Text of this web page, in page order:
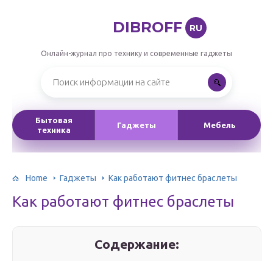
DIBROFF RU
Онлайн-журнал про технику и современные гаджеты
Бытовая
техника
Гаджеты Мебель
Home Гаджеты Как работают фитнес браслеты
Как работают фитнес браслеты
Содержание: